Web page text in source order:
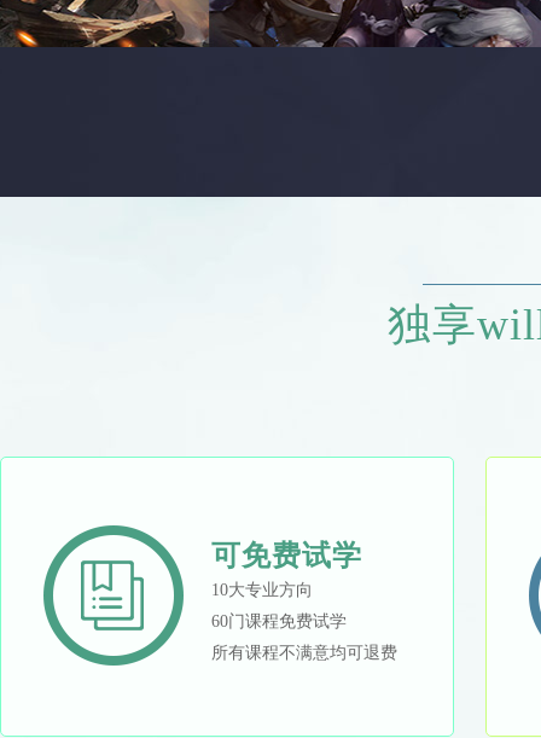
独享
可免费试学
10大专业方向
60门课程免费试学
所有课程不满意均可退费